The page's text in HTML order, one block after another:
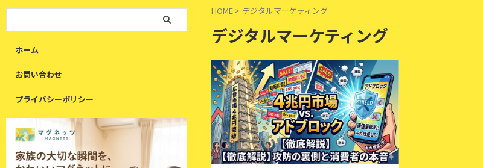
HOME > デジタルマーケティング
デジタルマーケティング
ホーム
お問い合わせ
プライバシーポリシー